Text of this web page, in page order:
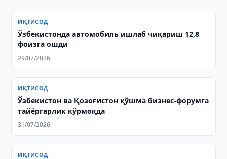
ИҚТИСОД
Ўзбекистонда автомобиль ишлаб чиқариш 12,8
фоизга ошди
29/07/2026
ИҚТИСОД
Ўзбекистон ва Қозоғистон қўшма бизнес-форумга
тайёргарлик кўрмоқда
31/07/2026
ИҚТИСОД